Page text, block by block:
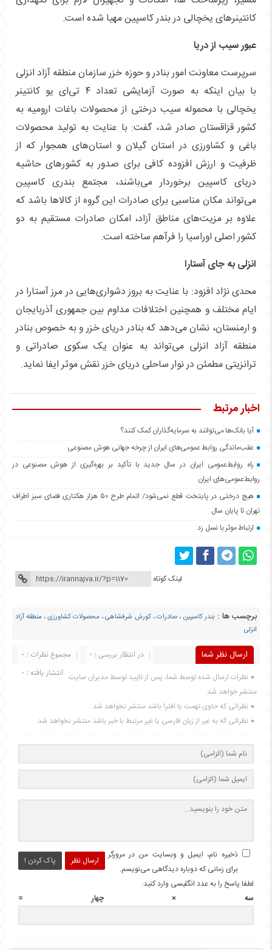
کانتینر‌های یخچالی در بندر کاسپین مهیا شده است.
عبور سیب از دریا
سرپرست معاونت امور بنادر و حوزه خزر سازمان منطقه آزاد انزلی
با بیان اینکه به صورت آزمایشی تعداد ۴ تی‌ای یو کانتینر
یخچالی با محموله سیب درختی از محصولات باغات ارومیه به
کشور قزاقستان صادر شد، گفت: با عنایت به تولید محصولات
باغی و کشاورزی در استان گیلان و استان‌های همجوار که از
ظرفیت و ارزش افزوده کافی برای صدور به کشور‌های حاشیه
دریای کاسپین برخوردار می‌باشند، مجتمع بندری کاسپین
می‌تواند مکان مناسبی برای صادرات این گروه از کالا‌ها باشد که
علاوه بر مزیت‌های مناطق آزاد، امکان صادرات مستقیم به دو
کشور اصلی اوراسیا را فرآهم ساخته است.
انزلی به جای آستارا
محدی نژاد افزود: با عنایت به بروز دشواری‌هایی در مرز آستارا در
ایام مختلف و همچنین اختلافات مداوم بین جمهوری آذربایجان
و ارمنستان، نشان می‌دهد که بنادر دریای خزر و به خصوص بنادر
منطقه آزاد انزلی می‌تواند به عنوان یک سکوی صادراتی و
ترانزیتی مطمئن در نوار ساحلی دریای خزر نقش موثر ایفا نماید.
اخبار مرتبط
آیا بانک‌ها می‌توانند به سرمایه‌گذاران کمک کنند؟
عقب‌ماندگی روابط عمومی‌های ایران از چرخه جهانی هوش مصنوعی
راه روابط‌عمومی ایران در سال جدید با تأکید بر بهره‌گیری از هوش مصنوعی در
روابط‌عمومی‌های ایران
هیچ درختی در پایتخت قطع نمی‌شود/ اتمام طرح ۵۰ هزار هکتاری فضای سبز اطراف
تهران تا پایان سال
ارتباط موثر با نسل زد
لینک کوتاه
برچسب ها : بندر کاسپین ،صادرات،کورش شرفشاهی، محصولات کشاورزی، منطقه آزاد
انزلی
ارسال نظر شما مجموع نظرات : 0
در انتظار بررسی : 0
انتشار یافته : 0 نظرات ارسال شده توسط شما، پس از تایید توسط مدیران سایت
منتشر خواهد شد.
نظراتی که حاوی تهمت یا افترا باشد منتشر نخواهد شد.
نظراتی که به غیر از زبان فارسی یا غیر مرتبط با خبر باشد منتشر نخواهد شد.
ارسال نظر پاک کردن !
ذخیره نام، ایمیل و وبسایت من در مرورگر
برای زمانی که دوباره دیدگاهی می‌نویسم.
لطفا پاسخ را به عدد انگلیسی وارد کنید:
سه × چهار =